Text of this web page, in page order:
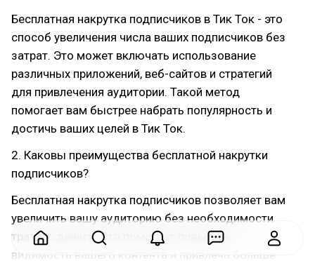
Бесплатная накрутка подписчиков в Тик Ток - это
способ увеличения числа ваших подписчиков без
затрат. Это может включать использование
различных приложений, веб-сайтов и стратегий
для привлечения аудитории. Такой метод
помогает вам быстрее набрать популярность и
достичь ваших целей в Тик Ток.
2. Каковы преимущества бесплатной накрутки
подписчиков?
Бесплатная накрутка подписчиков позволяет вам
увеличить вашу аудиторию без необходимости
тратить деньги. Это помогает повысить
видимость вашего контента и привлечь больше